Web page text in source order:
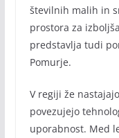
številnih malih in
prostora za
predstavlja tudi
Pomurje.
V regiji že
povezujejo
uporabnost. Med